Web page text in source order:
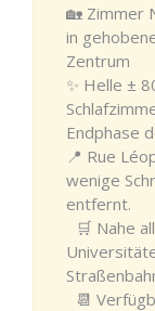
🏡 Zimmer
in
Zentrum
✨ Helle ±
Endphase
📍 Rue
wenige
entfernt.
🛒 Nahe
📆